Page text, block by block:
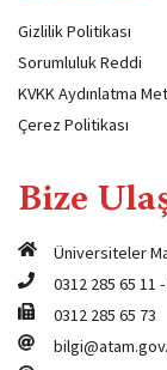
Gizlilik Politikası
Sorumluluk Reddi
KVKK Aydınlatma
Çerez Politikası
Bize
Üniversiteler
0312 285 65 11 -
0312 285 65 73